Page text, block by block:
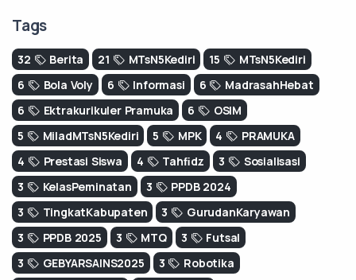
Tags
32 Berita 21 MTsN5Kediri 15
MTsN5Kediri
6
Bola Voly 6 Informasi 6
MadrasahHebat
6
Ektrakurikuler Pramuka 6
OSIM
5
MiladMTsN5Kediri 5 MPK 4
PRAMUKA
4
Prestasi Siswa 4 Tahﬁdz 3
Sosialisasi
3
KelasPeminatan 3
PPDB 2024
3
TingkatKabupaten 3
GurudanKaryawan
3
PPDB 2025 3 MTQ 3
Futsal
3
GEBYARSAINS2025 3
Robotika